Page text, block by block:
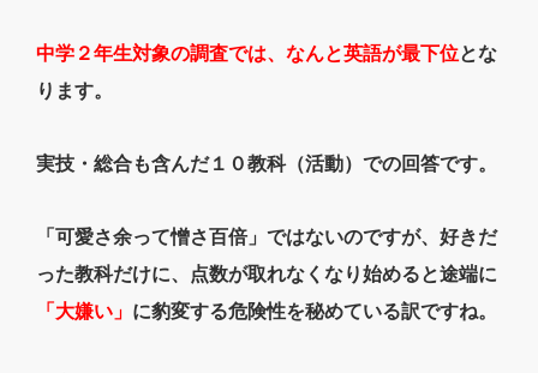
中学２年生対象の調査では、なんと英語が最下位とな
ります。
実技・総合も含んだ１０教科（活動）での回答です。
「可愛さ余って憎さ百倍」ではないのですが、好きだ
った教科だけに、点数が取れなくなり始めると途端に
「大嫌い」 に豹変する危険性を秘めている訳ですね。